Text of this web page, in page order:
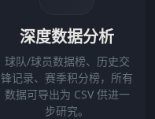
深度数据分析
球队/球员数据榜、历史交
锋记录、赛季积分榜，所有
数据可导出为 CSV 供进一
步研究。